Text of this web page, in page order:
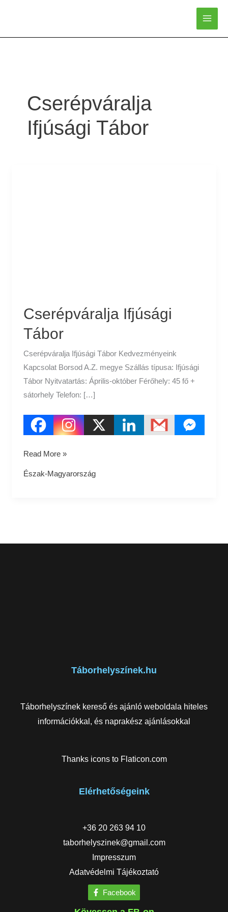
Cserépváralja
Ifjúsági Tábor
Cserépváralja Ifjúsági
Tábor
Cserépváralja Ifjúsági Tábor Kedvezményeink
Kapcsolat Borsod A.Z. megye Szállás típusa: Ifjúsági
Tábor Nyitvatartás: Április-október Férőhely: 45 fő +
sátorhely Telefon: […]
Read More »
Észak-Magyarország
Táborhelyszínek.hu
Táborhelyszínek kereső és ajánló weboldala hiteles
információkkal, és naprakész ajánlásokkal
Thanks icons to Flaticon.com
Elérhetőségeink
+36 20 263 94 10
taborhelyszinek@gmail.com
Impresszum
Adatvédelmi Tájékoztató
Facebook